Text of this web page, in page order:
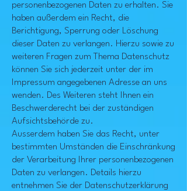
personenbezogenen Daten zu erhalten. Sie
haben außerdem ein Recht, die
Berichtigung, Sperrung oder Löschung
dieser Daten zu verlangen. Hierzu sowie zu
weiteren Fragen zum Thema Datenschutz
können Sie sich jederzeit unter der im
Impressum angegebenen Adresse an uns
wenden. Des Weiteren steht Ihnen ein
Beschwerderecht bei der zuständigen
Aufsichtsbehörde zu.
Ausserdem haben Sie das Recht, unter
bestimmten Umständen die Einschränkung
der Verarbeitung Ihrer personenbezogenen
Daten zu verlangen. Details hierzu
entnehmen Sie der Datenschutzerklärung